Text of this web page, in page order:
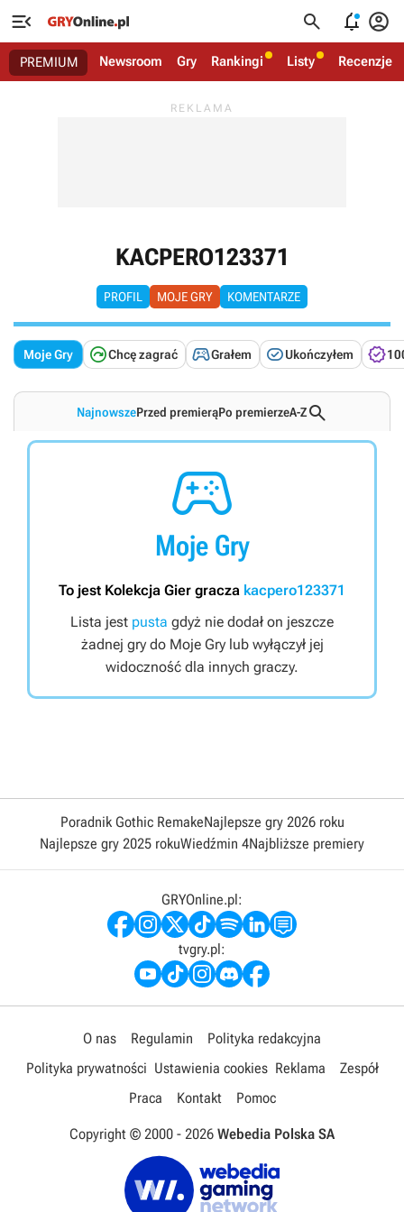
   
PREMIUM Newsroom Gry Rankingi Listy Recenzje
KACPERO123371
PROFIL MOJE GRY KOMENTARZE
Moje Gry Chcę zagrać Grałem Ukończyłem 
NajnowszePrzed premierąPo premierzeA-Z

Moje Gry
To jest Kolekcja Gier gracza kacpero123371
Lista jest pusta gdyż nie dodał on jeszcze
żadnej gry do Moje Gry lub wyłączył jej
widoczność dla innych graczy.
Poradnik Gothic RemakeNajlepsze gry 2026 roku
Najlepsze gry 2025 rokuWiedźmin 4Najbliższe premiery
GRYOnline.pl:
tvgry.pl:
O nas Regulamin
Polityka redakcyjna
Polityka prywatności Ustawienia cookies Reklama
Zespół
Praca
Kontakt Pomoc
Copyright © 2000 - 2026 Webedia Polska SA